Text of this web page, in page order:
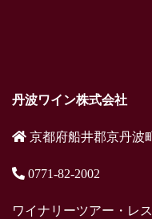
丹波ワイン株式会社
京都府船井郡京丹波
0771-82-2002
ワイナリーツアー・レ